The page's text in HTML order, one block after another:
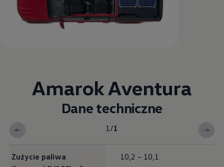
AmarokAventura
Dane techniczne
1/1
Zużycie paliwa
10,2 – 10,1